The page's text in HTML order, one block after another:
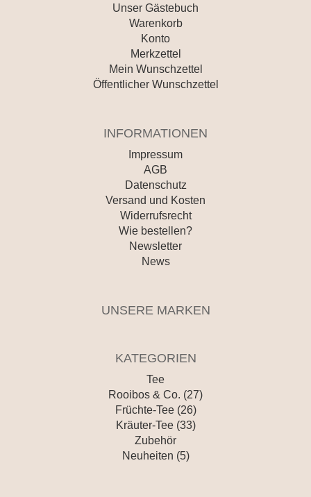
Unser Gästebuch
Warenkorb
Konto
Merkzettel
Mein Wunschzettel
Öffentlicher Wunschzettel
INFORMATIONEN
Impressum
AGB
Datenschutz
Versand und Kosten
Widerrufsrecht
Wie bestellen?
Newsletter
News
UNSERE MARKEN
KATEGORIEN
Tee
Rooibos & Co. (27)
Früchte-Tee (26)
Kräuter-Tee (33)
Zubehör
Neuheiten (5)